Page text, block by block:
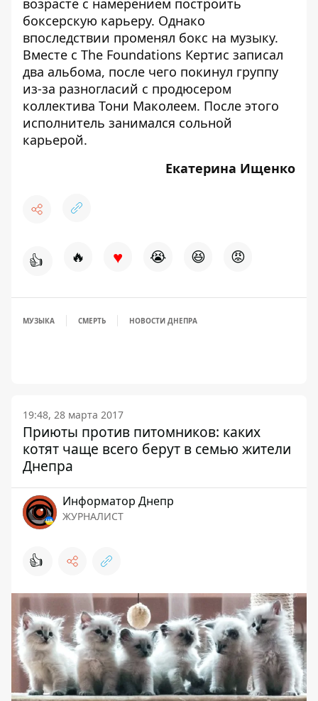
возрасте с намерением построить
боксерскую карьеру. Однако
впоследствии променял бокс на музыку.
Вместе с The Foundations Кертис записал
два альбома, после чего покинул группу
из-за разногласий с продюсером
коллектива Тони Маколеем. После этого
исполнитель занимался сольной
карьерой.
Екатерина Ищенко
👍 🔥 ♥ 😭 😆 😡
МУЗЫКА СМЕРТЬ НОВОСТИ ДНЕПРА
19:48, 28 марта 2017
Приюты против питомников: каких
котят чаще всего берут в семью жители
Днепра
Информатор Днепр
ЖУРНАЛИСТ
👍